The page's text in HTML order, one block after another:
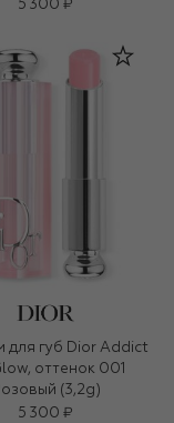
5 300 ₽
для губ Dior Addict
оттенок 001
(3,2g)
5 300 ₽